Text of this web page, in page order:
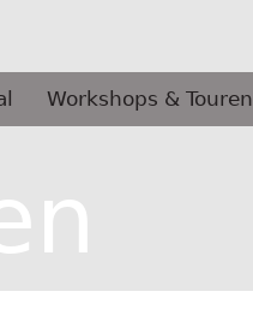
Workshops & Touren